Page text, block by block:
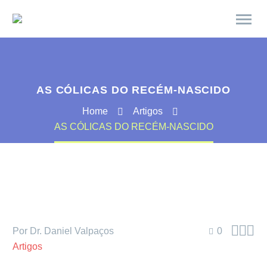
AS CÓLICAS DO RECÉM-NASCIDO
Home
Artigos
AS CÓLICAS DO RECÉM-NASCIDO
0 
Por Dr. Daniel Valpaços
Artigos